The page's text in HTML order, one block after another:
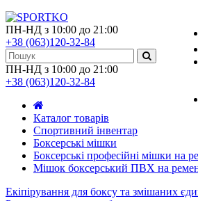
ПН-НД з 10:00 до 21:00
+38 (063)120-32-84
ПН-НД з 10:00 до 21:00
+38 (063)120-32-84
Каталог товарів
Спортивний інвентар
Боксерські мішки
Боксерські професійні мішки на
Мішок боксерський ПВХ на
Екіпірування для боксу та змішаних